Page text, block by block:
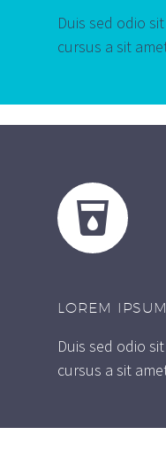
Duis sed odio
cursus a sit


LOREM IPSUM
Duis sed odio
cursus a sit